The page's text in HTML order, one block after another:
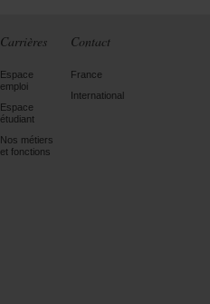
Carrières
Espace
emploi
Espace
étudiant
Nos métiers
et fonctions
Contact
France
International